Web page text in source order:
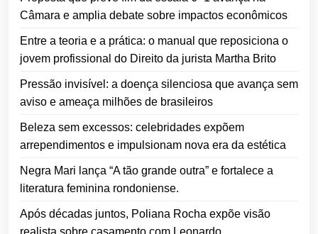
Câmara e amplia debate sobre impactos econômicos
Entre a teoria e a prática: o manual que reposiciona o
jovem profissional do Direito da jurista Martha Brito
Pressão invisível: a doença silenciosa que avança sem
aviso e ameaça milhões de brasileiros
Beleza sem excessos: celebridades expõem
arrependimentos e impulsionam nova era da estética
Negra Mari lança “A tão grande outra” e fortalece a
literatura feminina rondoniense.
Após décadas juntos, Poliana Rocha expõe visão
realista sobre casamento com Leonardo